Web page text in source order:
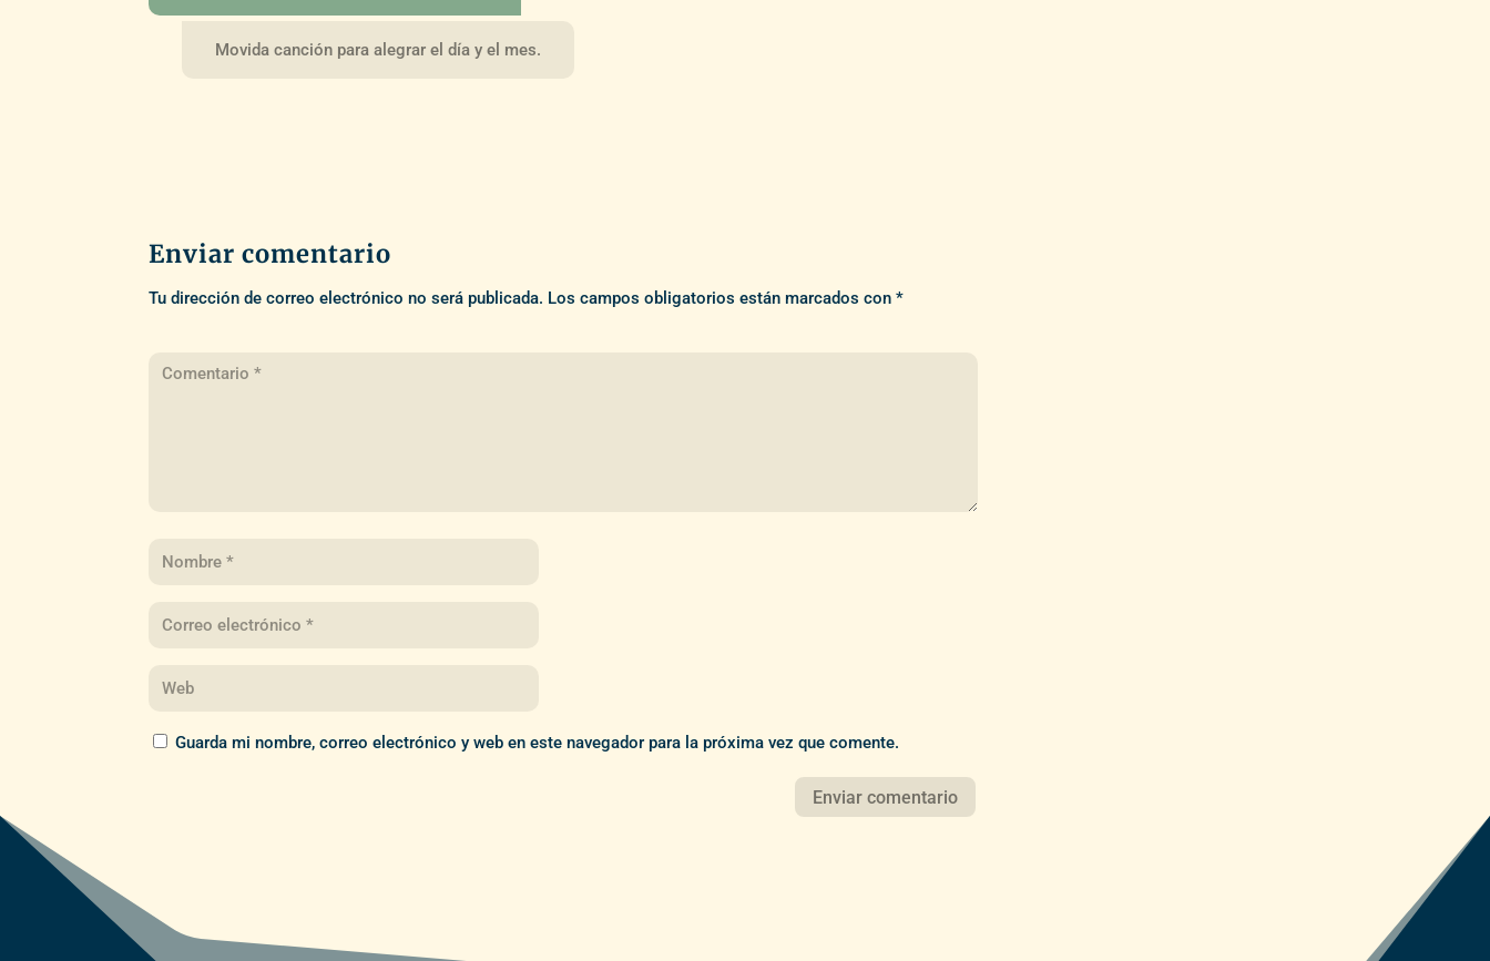
Movida canción para alegrar el día y el mes.
Enviar comentario
Tu dirección de correo electrónico no será publicada. Los campos obligatorios están marcados con*
Guarda mi nombre, correo electrónico y web en este navegador para la próxima vez que comente.